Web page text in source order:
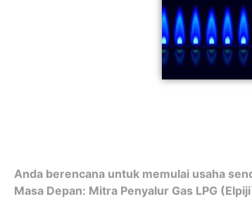
Anda berencana untuk memulai usaha
Masa Depan: Mitra Penyalur Gas LPG